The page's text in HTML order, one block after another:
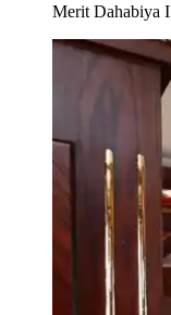
Merit Dahabiya